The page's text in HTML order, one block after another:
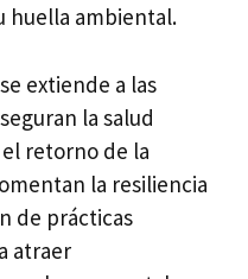
huella ambiental.
extiende a las
la salud
retorno de la
la resiliencia
de prácticas
atraer